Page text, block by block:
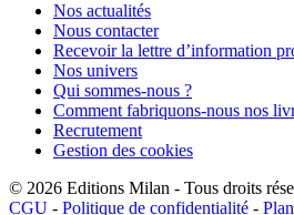
Nos actualités
Nous contacter
Recevoir la lettre d’information
Nos univers
Qui sommes-nous ?
Comment fabriquons-nous nos
Recrutement
Gestion des cookies
© 2026 Editions Milan - Tous droits
CGU - Politique de confidentialité -